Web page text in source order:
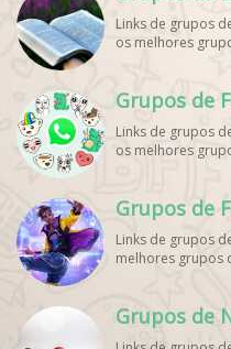
Palpites Futebol
Links de grupos
os melhores
Grupos de
Links de grupos
os melhores
Grupos de
Links de grupos
melhores grupos
Grupos de